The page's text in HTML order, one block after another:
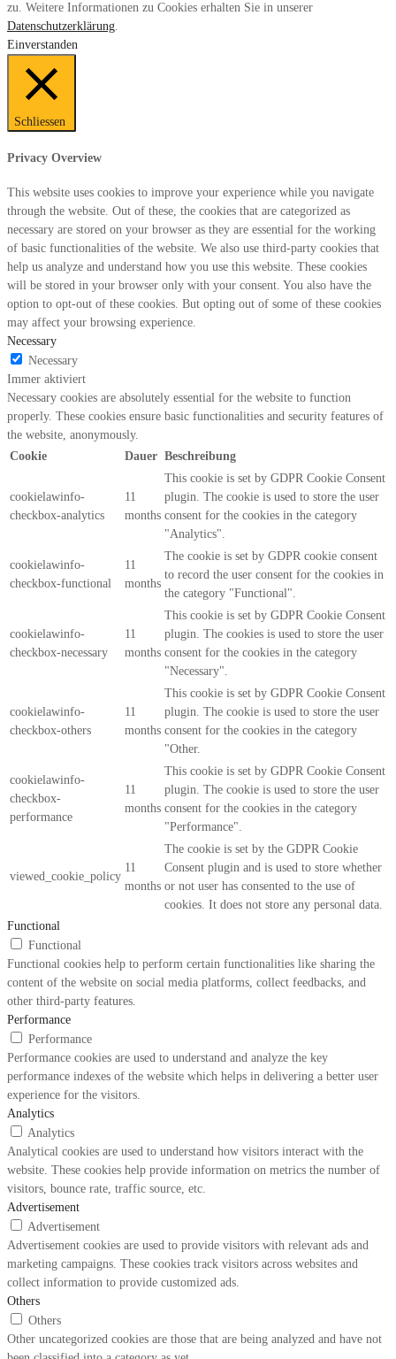
zu. Weitere Informationen zu Cookies erhalten Sie in unserer
Datenschutzerklärung.
Einverstanden
Schliessen
Privacy Overview
This website uses cookies to improve your experience while you navigate
through the website. Out of these, the cookies that are categorized as
necessary are stored on your browser as they are essential for the working
of basic functionalities of the website. We also use third-party cookies that
help us analyze and understand how you use this website. These cookies
will be stored in your browser only with your consent. You also have the
option to opt-out of these cookies. But opting out of some of these cookies
may affect your browsing experience.
Necessary
Necessary
Immer aktiviert
Necessary cookies are absolutely essential for the website to function
properly. These cookies ensure basic functionalities and security features of
the website, anonymously.
Cookie
Dauer Beschreibung
cookielawinfo-
checkbox-analytics
11
months
This cookie is set by GDPR Cookie Consent
plugin. The cookie is used to store the user
consent for the cookies in the category
"Analytics".
cookielawinfo-
checkbox-functional
11
months
The cookie is set by GDPR cookie consent
to record the user consent for the cookies in
the category "Functional".
cookielawinfo-
checkbox-necessary
11
months
This cookie is set by GDPR Cookie Consent
plugin. The cookies is used to store the user
consent for the cookies in the category
"Necessary".
cookielawinfo-
checkbox-others
11
months
This cookie is set by GDPR Cookie Consent
plugin. The cookie is used to store the user
consent for the cookies in the category
"Other.
cookielawinfo-
checkbox-
performance
11
months
This cookie is set by GDPR Cookie Consent
plugin. The cookie is used to store the user
consent for the cookies in the category
"Performance".
viewed_cookie_policy
11
months
The cookie is set by the GDPR Cookie
Consent plugin and is used to store whether
or not user has consented to the use of
cookies. It does not store any personal data.
Functional
Functional
Functional cookies help to perform certain functionalities like sharing the
content of the website on social media platforms, collect feedbacks, and
other third-party features.
Performance
Performance
Performance cookies are used to understand and analyze the key
performance indexes of the website which helps in delivering a better user
experience for the visitors.
Analytics
Analytics
Analytical cookies are used to understand how visitors interact with the
website. These cookies help provide information on metrics the number of
visitors, bounce rate, traffic source, etc.
Advertisement
Advertisement
Advertisement cookies are used to provide visitors with relevant ads and
marketing campaigns. These cookies track visitors across websites and
collect information to provide customized ads.
Others
Others
Other uncategorized cookies are those that are being analyzed and have not